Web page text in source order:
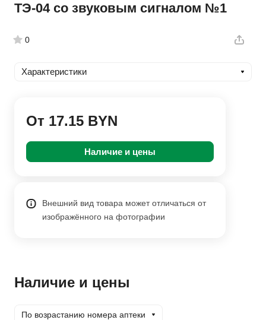
ТЭ-04 со звуковым сигналом №1
0
Характеристики
От 17.15 BYN
Наличие и цены
Внешний вид товара может отличаться от
изображённого на фотографии
Наличие и цены
По возрастанию номера аптеки